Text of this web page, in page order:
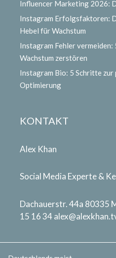
Influencer Marketing 2026:
Instagram Erfolgsfaktoren:
Hebel für Wachstum
Instagram Fehler vermeiden:
Wachstum zerstören
Instagram Bio: 5 Schritte
Optimierung
KONTAKT
Alex Khan
Social Media Experte &
Dachauerstr. 44a 80335
15 16 34